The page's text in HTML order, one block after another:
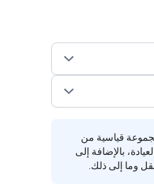
قياسية من
بالإضافة إلى
وما إلى ذلك.